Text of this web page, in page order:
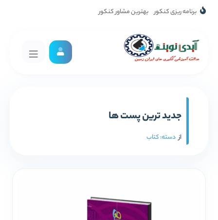
برنامه ریزی کنکور بهترین مشاور کنکور
جدید ترین پست ها
ازدسته:کتاب